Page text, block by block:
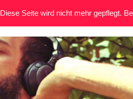
Diese Seite wird nicht mehr gepflegt.